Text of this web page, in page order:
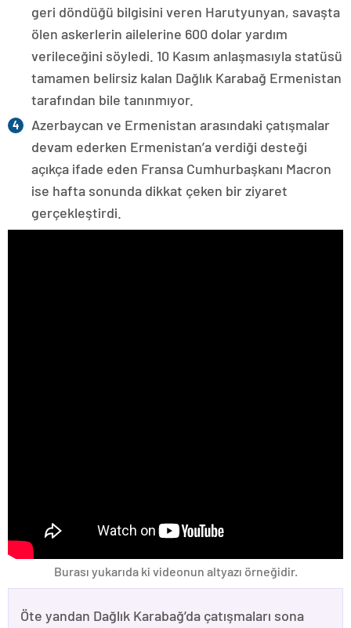
geri döndüğü bilgisini veren Harutyunyan, savaşta
ölen askerlerin ailelerine 600 dolar yardım
verileceğini söyledi. 10 Kasım anlaşmasıyla statüsü
tamamen belirsiz kalan Dağlık Karabağ Ermenistan
tarafından bile tanınmıyor.
Azerbaycan ve Ermenistan arasındaki çatışmalar
devam ederken Ermenistan’a verdiği desteği
açıkça ifade eden Fransa Cumhurbaşkanı Macron
ise hafta sonunda dikkat çeken bir ziyaret
gerçekleştirdi.
Burası yukarıda ki videonun altyazı örneğidir.
Öte yandan Dağlık Karabağ’da çatışmaları sona